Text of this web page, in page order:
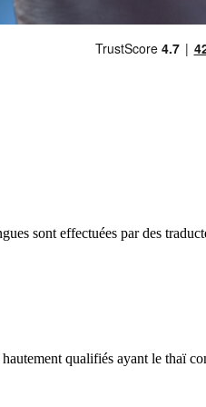
sont effectuées par des
qualifiés ayant le thaï